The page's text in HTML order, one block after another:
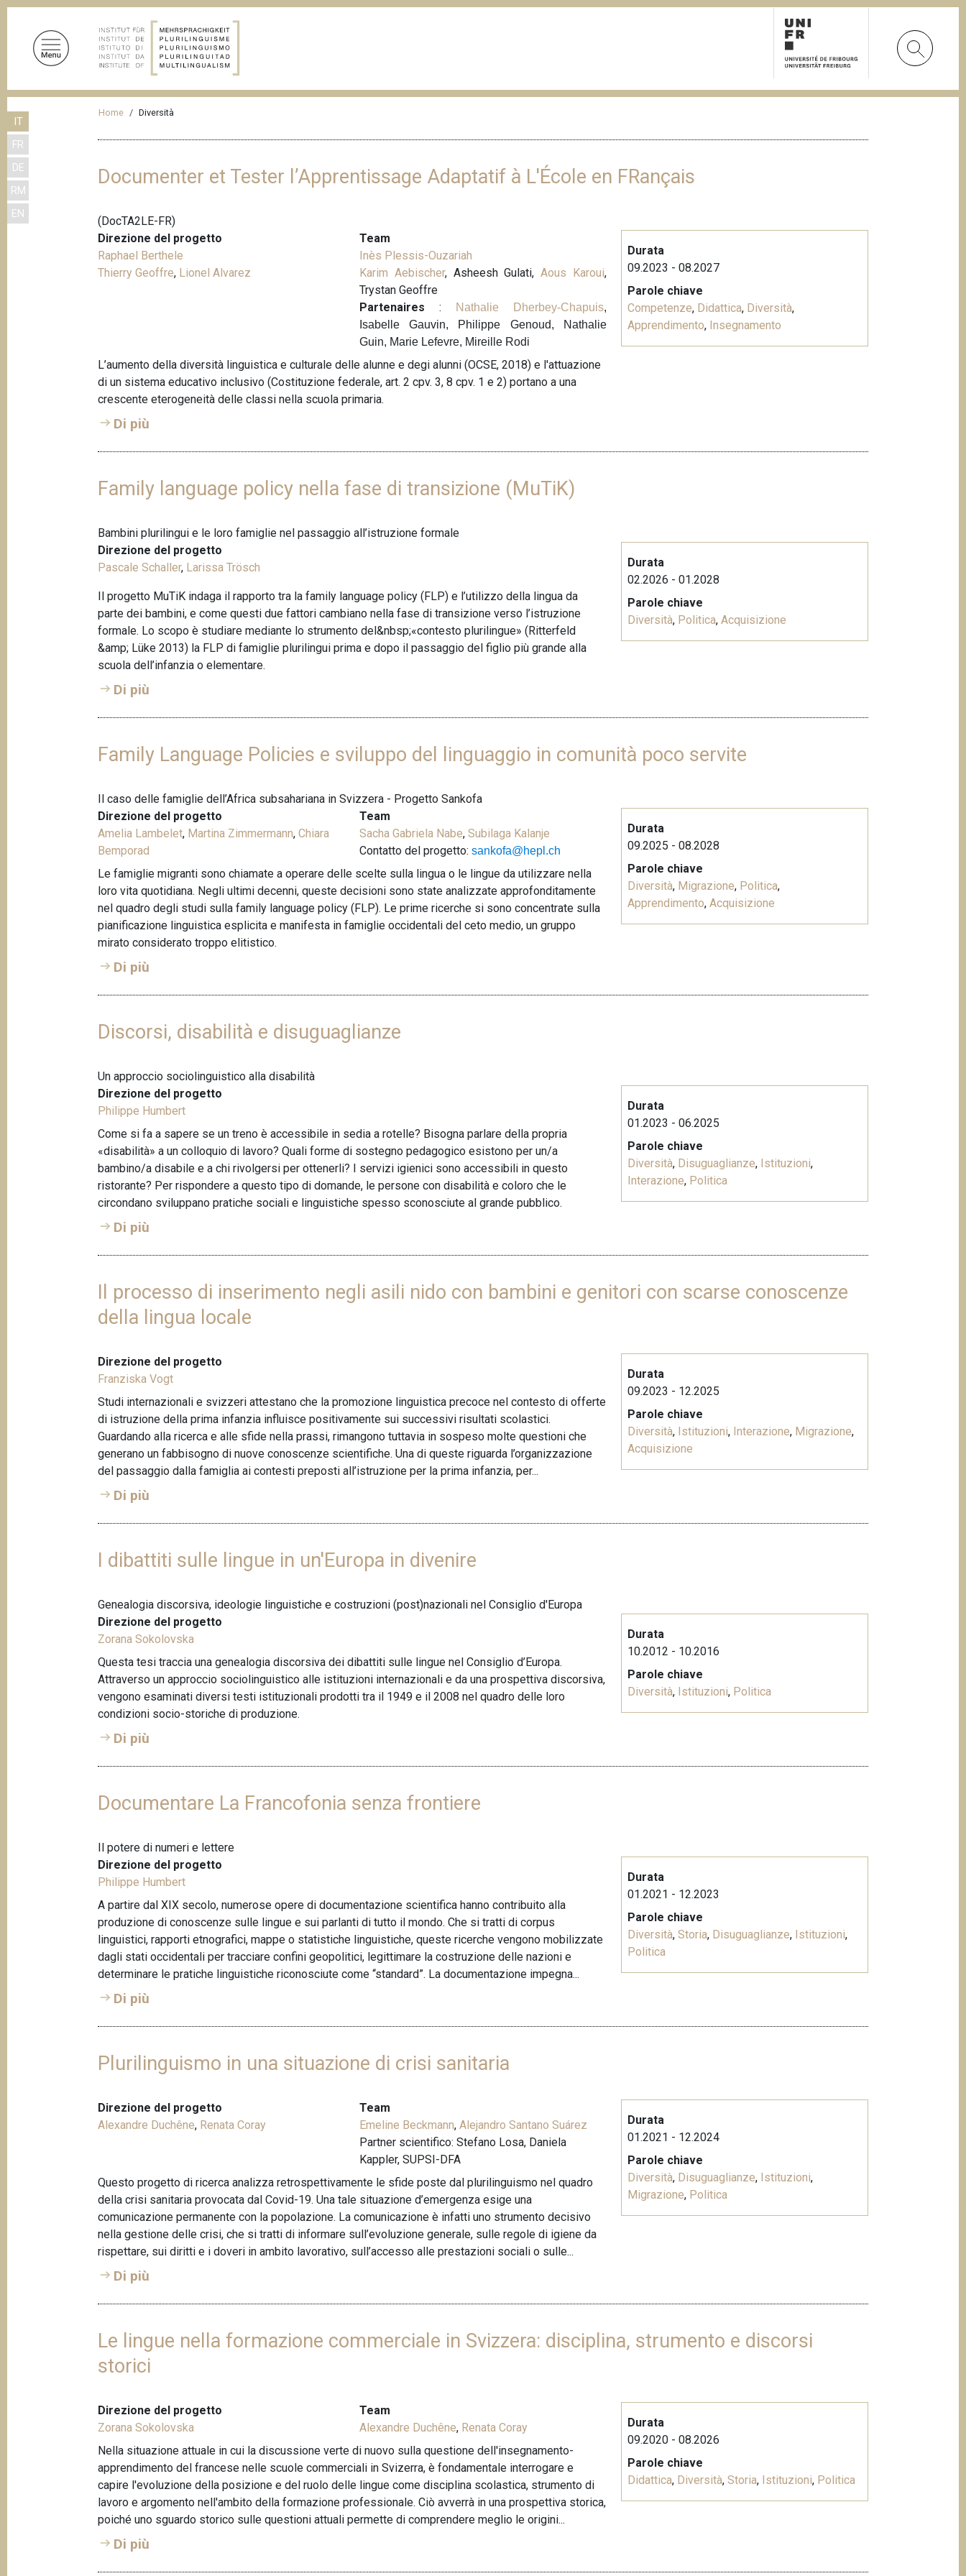
IT
FR
DE
RM
EN
Home Diversità
Documenter et Tester l’Apprentissage Adaptatif à L'École en FRançais
(DocTA2LE-FR)
Direzione del progetto
Raphael Berthele
Thierry Geoffre, Lionel Alvarez
Team
Inès Plessis-Ouzariah
Karim Aebischer, Asheesh Gulati,Aous Karoui,
Trystan Geoffre
Partenaires : Nathalie Dherbey-Chapuis,
Isabelle Gauvin, Philippe Genoud, Nathalie
Guin, Marie Lefevre, Mireille Rodi
L’aumento della diversità linguistica e culturale delle alunne e degi alunni (OCSE, 2018) e l'attuazione
di un sistema educativo inclusivo (Costituzione federale, art. 2 cpv. 3, 8 cpv. 1 e 2) portano a una
crescente eterogeneità delle classi nella scuola primaria.
Di più
Durata
09.2023 - 08.2027
Parole chiave
Competenze, Didattica, Diversità,
Apprendimento, Insegnamento
Family language policy nella fase di transizione (MuTiK)
Bambini plurilingui e le loro famiglie nel passaggio all’istruzione formale
Direzione del progetto
Pascale Schaller, Larissa Trösch
Il progetto MuTiK indaga il rapporto tra la family language policy (FLP) e l’utilizzo della lingua da
parte dei bambini, e come questi due fattori cambiano nella fase di transizione verso l’istruzione
formale. Lo scopo è studiare mediante lo strumento del&nbsp;«contesto plurilingue» (Ritterfeld
&amp; Lüke 2013) la FLP di famiglie plurilingui prima e dopo il passaggio del figlio più grande alla
scuola dell’infanzia o elementare.
Di più
Durata
02.2026 - 01.2028
Parole chiave
Diversità, Politica, Acquisizione
Family Language Policies e sviluppo del linguaggio in comunità poco servite
Il caso delle famiglie dell’Africa subsahariana in Svizzera - Progetto Sankofa
Direzione del progetto
Amelia Lambelet, Martina Zimmermann,Chiara
Bemporad
Team
Sacha Gabriela Nabe,Subilaga Kalanje
Contatto del progetto:sankofa@hepl.ch
Le famiglie migranti sono chiamate a operare delle scelte sulla lingua o le lingue da utilizzare nella
loro vita quotidiana. Negli ultimi decenni, queste decisioni sono state analizzate approfonditamente
nel quadro degli studi sulla family language policy (FLP). Le prime ricerche si sono concentrate sulla
pianificazione linguistica esplicita e manifesta in famiglie occidentali del ceto medio, un gruppo
mirato considerato troppo elitistico.
Di più
Durata
09.2025 - 08.2028
Parole chiave
Diversità, Migrazione, Politica,
Apprendimento, Acquisizione
Discorsi, disabilità e disuguaglianze
Un approccio sociolinguistico alla disabilità
Direzione del progetto
Philippe Humbert
Come si fa a sapere se un treno è accessibile in sedia a rotelle? Bisogna parlare della propria
«disabilità» a un colloquio di lavoro? Quali forme di sostegno pedagogico esistono per un/a
bambino/a disabile e a chi rivolgersi per ottenerli? I servizi igienici sono accessibili in questo
ristorante? Per rispondere a questo tipo di domande, le persone con disabilità e coloro che le
circondano sviluppano pratiche sociali e linguistiche spesso sconosciute al grande pubblico.
Di più
Durata
01.2023 - 06.2025
Parole chiave
Diversità, Disuguaglianze, Istituzioni,
Interazione, Politica
Il processo di inserimento negli asili nido con bambini e genitori con scarse conoscenze
della lingua locale
Direzione del progetto
Franziska Vogt
Studi internazionali e svizzeri attestano che la promozione linguistica precoce nel contesto di offerte
di istruzione della prima infanzia influisce positivamente sui successivi risultati scolastici.
Guardando alla ricerca e alle sfide nella prassi, rimangono tuttavia in sospeso molte questioni che
generano un fabbisogno di nuove conoscenze scientifiche. Una di queste riguarda l’organizzazione
del passaggio dalla famiglia ai contesti preposti all’istruzione per la prima infanzia, per...
Di più
Durata
09.2023 - 12.2025
Parole chiave
Diversità, Istituzioni, Interazione, Migrazione,
Acquisizione
I dibattiti sulle lingue in un'Europa in divenire
Genealogia discorsiva, ideologie linguistiche e costruzioni (post)nazionali nel Consiglio d'Europa
Direzione del progetto
Zorana Sokolovska
Questa tesi traccia una genealogia discorsiva dei dibattiti sulle lingue nel Consiglio d’Europa.
Attraverso un approccio sociolinguistico alle istituzioni internazionali e da una prospettiva discorsiva,
vengono esaminati diversi testi istituzionali prodotti tra il 1949 e il 2008 nel quadro delle loro
condizioni socio-storiche di produzione.
Di più
Durata
10.2012 - 10.2016
Parole chiave
Diversità, Istituzioni, Politica
Documentare La Francofonia senza frontiere
Il potere di numeri e lettere
Direzione del progetto
Philippe Humbert
A partire dal XIX secolo, numerose opere di documentazione scientifica hanno contribuito alla
produzione di conoscenze sulle lingue e sui parlanti di tutto il mondo. Che si tratti di corpus
linguistici, rapporti etnografici, mappe o statistiche linguistiche, queste ricerche vengono mobilizzate
dagli stati occidentali per tracciare confini geopolitici, legittimare la costruzione delle nazioni e
determinare le pratiche linguistiche riconosciute come “standard”. La documentazione impegna...
Di più
Durata
01.2021 - 12.2023
Parole chiave
Diversità, Storia, Disuguaglianze, Istituzioni,
Politica
Plurilinguismo in una situazione di crisi sanitaria
Direzione del progetto
Alexandre Duchêne, Renata Coray
Team
Emeline Beckmann,Alejandro Santano Suárez
Partner scientifico: Stefano Losa, Daniela
Kappler, SUPSI-DFA
Questo progetto di ricerca analizza retrospettivamente le sfide poste dal plurilinguismo nel quadro
della crisi sanitaria provocata dal Covid-19. Una tale situazione d’emergenza esige una
comunicazione permanente con la popolazione. La comunicazione è infatti uno strumento decisivo
nella gestione delle crisi, che si tratti di informare sull’evoluzione generale, sulle regole di igiene da
rispettare, sui diritti e i doveri in ambito lavorativo, sull’accesso alle prestazioni sociali o sulle...
Di più
Durata
01.2021 - 12.2024
Parole chiave
Diversità, Disuguaglianze, Istituzioni,
Migrazione, Politica
Le lingue nella formazione commerciale in Svizzera: disciplina, strumento e discorsi
storici
Direzione del progetto
Zorana Sokolovska
Team
Alexandre Duchêne, Renata Coray
Nella situazione attuale in cui la discussione verte di nuovo sulla questione dell'insegnamento-
apprendimento del francese nelle scuole commerciali in Svizerra, è fondamentale interrogare e
capire l'evoluzione della posizione e del ruolo delle lingue come disciplina scolastica, strumento di
lavoro e argomento nell'ambito della formazione professionale. Ciò avverrà in una prospettiva storica,
poiché uno sguardo storico sulle questioni attuali permette di comprendere meglio le origini...
Di più
Durata
09.2020 - 08.2026
Parole chiave
Didattica, Diversità, Storia, Istituzioni, Politica